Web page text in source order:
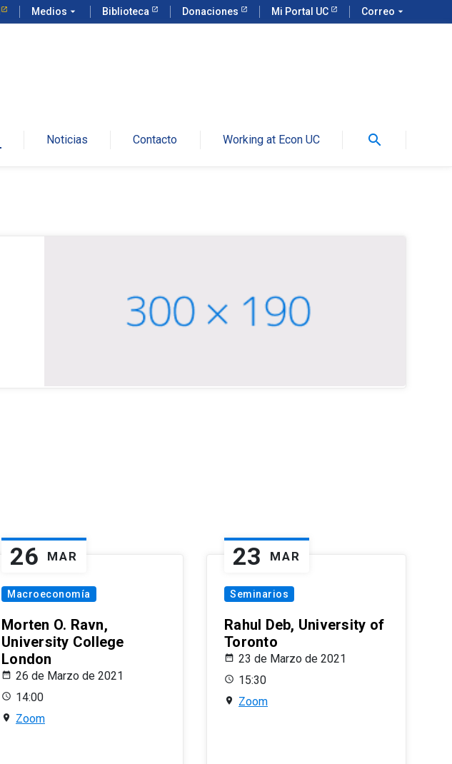
Medios arrow_drop_down Biblioteca Donaciones Mi Portal UC Correo arrow_drop_down
Noticias Contacto Working at Econ UC search
26 MAR
Macroeconomía
Morten O. Ravn,
University College
London
26 de Marzo de 2021
14:00
Zoom
23 MAR
Seminarios
Rahul Deb, University of
Toronto
23 de Marzo de 2021
15:30
Zoom